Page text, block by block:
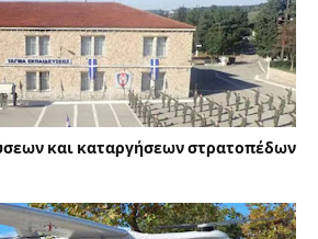
και καταργήσεων στρατοπέδων